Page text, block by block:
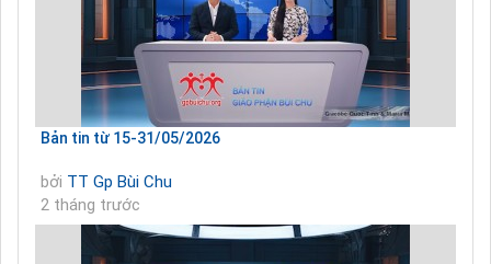
Bản tin từ 15-31/05/2026
bởi TT Gp Bùi Chu
2 tháng trước